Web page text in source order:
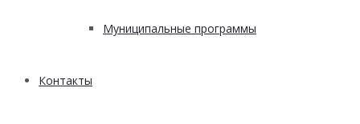
Муниципальные программы
Контакты